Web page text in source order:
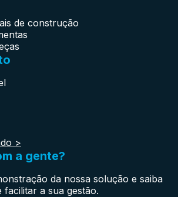
de construção
>
a gente?
da nossa solução e saiba
a sua gestão.